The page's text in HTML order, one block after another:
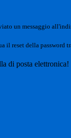
un messaggio
il reset della password
di posta elettronica!